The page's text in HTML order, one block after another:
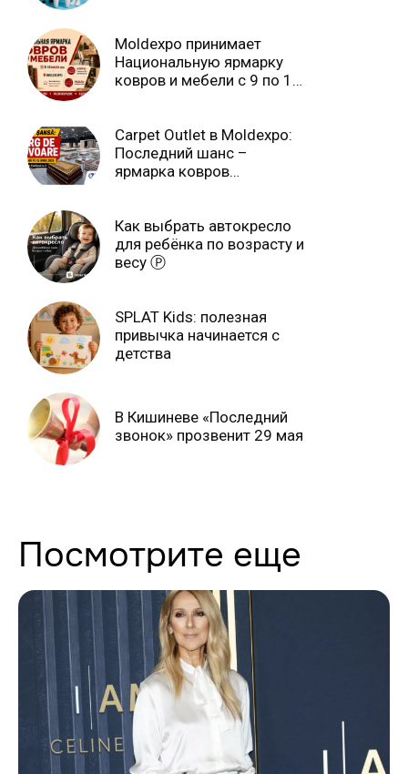
Moldexpo принимает
Национальную ярмарку
ковров и мебели с 9 по 14
Carpet Outlet в Moldexpo:
Последний шанс –
ярмарка ковров
Как выбрать автокресло
для ребёнка по возрасту и
весу Ⓟ
SPLAT Kids: полезная
привычка начинается с
детства
В Кишиневе «Последний
звонок» прозвенит 29 мая
Посмотрите еще